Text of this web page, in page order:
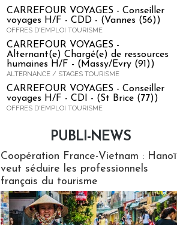
CARREFOUR VOYAGES - Conseiller
voyages H/F - CDD - (Vannes (56))
OFFRES D'EMPLOI TOURISME
CARREFOUR VOYAGES -
Alternant(e) Chargé(e) de ressources
humaines H/F - (Massy/Evry (91))
ALTERNANCE / STAGES TOURISME
CARREFOUR VOYAGES - Conseiller
voyages H/F - CDI - (St Brice (77))
OFFRES D'EMPLOI TOURISME
PUBLI-NEWS
Coopération France-Vietnam : Hanoï
veut séduire les professionnels
français du tourisme